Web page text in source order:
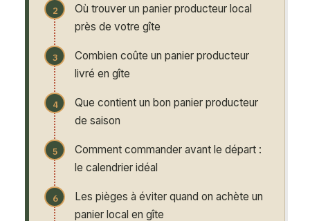
Où trouver un panier producteur local
près de votre gîte
Combien coûte un panier producteur
livré en gîte
Que contient un bon panier producteur
de saison
Comment commander avant le départ :
le calendrier idéal
Les pièges à éviter quand on achète un
panier local en gîte